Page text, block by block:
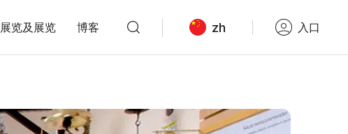
展览及展览 博客 zh 入口